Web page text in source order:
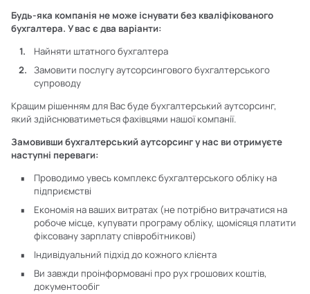
Будь-яка компанія не може існувати без кваліфікованого
бухгалтера. У вас є два варіанти:
Найняти штатного бухгалтера
Замовити послугу аутсорсингового бухгалтерського
супроводу
Кращим рішенням для Вас буде бухгалтерський аутсорсинг,
який здійснюватиметься фахівцями нашої компанії.
Замовивши бухгалтерський аутсорсинг у нас ви отримуєте
наступні переваги:
Проводимо увесь комплекс бухгалтерського обліку на
підприємстві
Економія на ваших витратах (не потрібно витрачатися на
робоче місце, купувати програму обліку, щомісяця платити
фіксовану зарплату співробітникові)
Індивідуальний підхід до кожного клієнта
Ви завжди проінформовані про рух грошових коштів,
документообіг